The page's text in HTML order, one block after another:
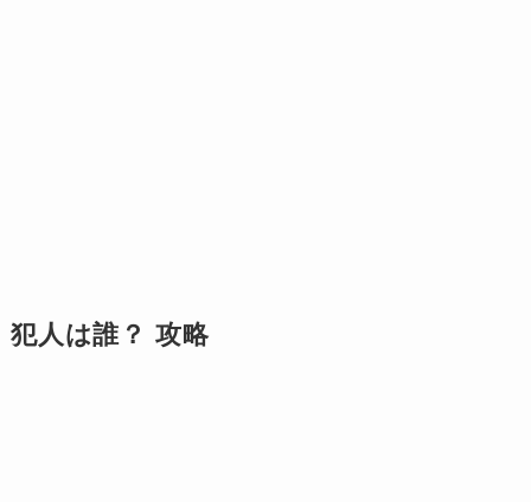
犯人は誰？ 攻略